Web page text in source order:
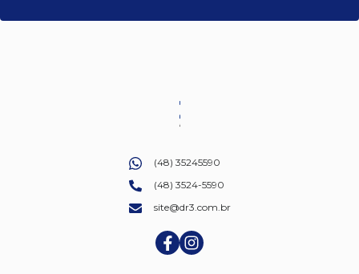
(48) 35245590
(48) 3524-5590
site@dr3.com.br